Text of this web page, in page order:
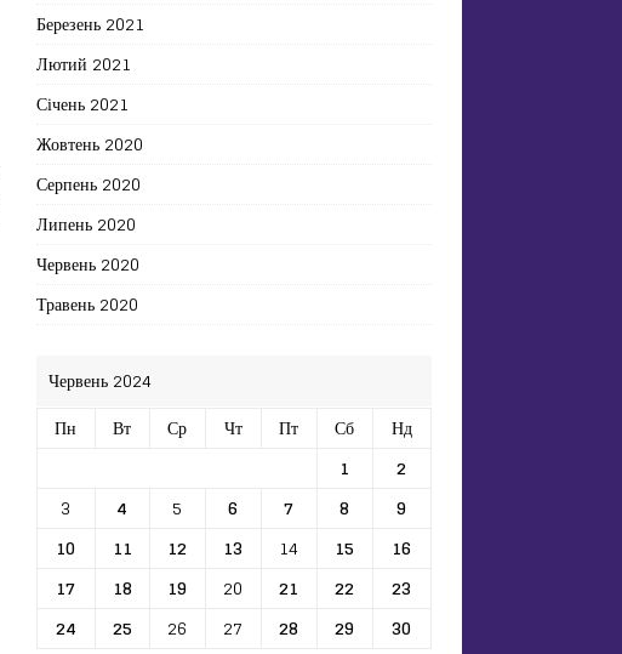
Березень 2021
Лютий 2021
Січень 2021
Жовтень 2020
Серпень 2020
Липень 2020
Червень 2020
Травень 2020
Червень 2024
Пн
Вт Ср Чт Пт Сб
Нд
1
2
3
4 5 6 7 8
9
10
11 12 13 14 15
16
17
18 19 20 21 22
23
24
25 26 27 28 29
30